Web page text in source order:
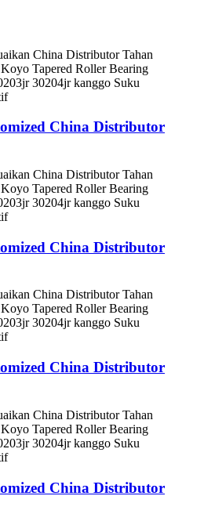
China Distributor
China Distributor
China Distributor
China Distributor